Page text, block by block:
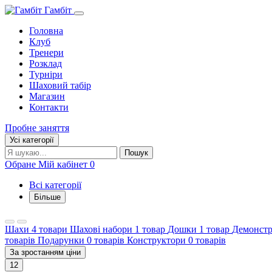
Гамбіт
Головна
Клуб
Тренери
Розклад
Турніри
Шаховий табір
Магазин
Контакти
Пробне заняття
Усі категорії
Пошук: Пошук
Обране Мій кабінет 0
Всі категорії
Більше
Шахи 4 товари Шахові набори 1 товар Дошки 1 товар
товарів Подарунки 0 товарів Конструктори 0 товарів
За зростанням ціни
12